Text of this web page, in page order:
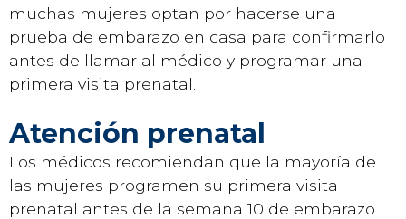
muchas mujeres optan por hacerse una
prueba de embarazo en casa para confirmarlo
antes de llamar al médico y programar una
primera visita prenatal.
Atención prenatal
Los médicos recomiendan que la mayoría de
las mujeres programen su primera visita
prenatal antes de la semana 10 de embarazo.